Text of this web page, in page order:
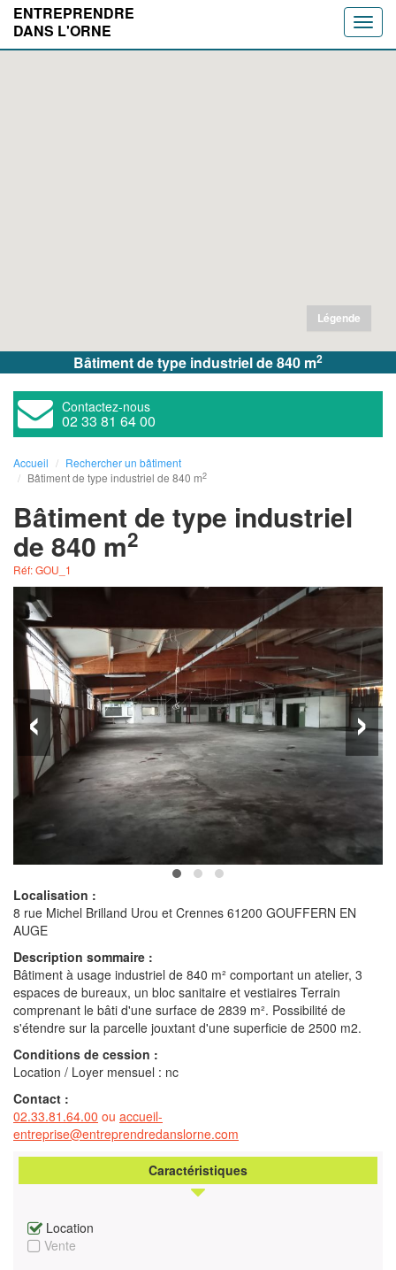
Toggle
ENTREPRENDRE
DANS L'ORNE
Légende
Bâtiment de type industriel de 840 m2
Contactez-nous
02 33 81 64 00
Accueil
Rechercher un bâtiment
Bâtiment de type industriel de 840 m2
Bâtiment de type industriel
de 840 m2
Réf: GOU_1
‹ ›
Localisation :
8 rue Michel Brilland Urou et Crennes 61200 GOUFFERN EN
AUGE
Description sommaire :
Bâtiment à usage industriel de 840 m² comportant un atelier, 3
espaces de bureaux, un bloc sanitaire et vestiaires Terrain
comprenant le bâti d'une surface de 2839 m². Possibilité de
s'étendre sur la parcelle jouxtant d'une superficie de 2500 m2.
Conditions de cession :
Location / Loyer mensuel : nc
Contact :
02.33.81.64.00 ou accueil-
entreprise@entreprendredanslorne.com
Caractéristiques
Location
Vente